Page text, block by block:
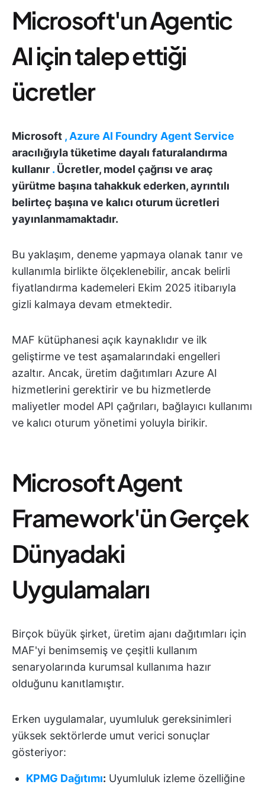
Microsoft'un Agentic
AI için talep ettiği
ücretler
Microsoft , Azure AI Foundry Agent Service
aracılığıyla tüketime dayalı faturalandırma
kullanır . Ücretler, model çağrısı ve araç
yürütme başına tahakkuk ederken, ayrıntılı
belirteç başına ve kalıcı oturum ücretleri
yayınlanmamaktadır.
Bu yaklaşım, deneme yapmaya olanak tanır ve
kullanımla birlikte ölçeklenebilir, ancak belirli
fiyatlandırma kademeleri Ekim 2025 itibarıyla
gizli kalmaya devam etmektedir.
MAF kütüphanesi açık kaynaklıdır ve ilk
geliştirme ve test aşamalarındaki engelleri
azaltır. Ancak, üretim dağıtımları Azure AI
hizmetlerini gerektirir ve bu hizmetlerde
maliyetler model API çağrıları, bağlayıcı kullanımı
ve kalıcı oturum yönetimi yoluyla birikir.
Microsoft Agent
Framework'ün Gerçek
Dünyadaki
Uygulamaları
Birçok büyük şirket, üretim ajanı dağıtımları için
MAF'yi benimsemiş ve çeşitli kullanım
senaryolarında kurumsal kullanıma hazır
olduğunu kanıtlamıştır.
Erken uygulamalar, uyumluluk gereksinimleri
yüksek sektörlerde umut verici sonuçlar
gösteriyor:
KPMG Dağıtımı: Uyumluluk izleme özelliğine